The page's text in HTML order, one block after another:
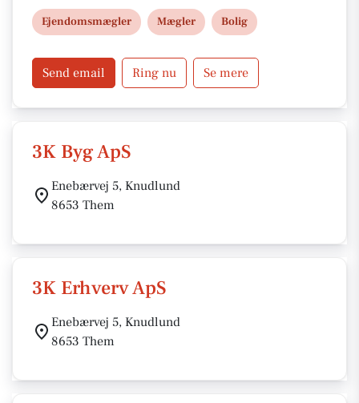
engagerede og vedholdende fra første håndtryk til
sidste underskrift - og vi har et suverænt
erfaring i Silkeborg. Ingen kender byen bedre end
os!
Ejendomsmægler Mægler Bolig
Send email Ring nu Se mere
3K Byg ApS
Enebærvej 5, Knudlund
8653 Them
3K Erhverv ApS
Enebærvej 5, Knudlund
8653 Them